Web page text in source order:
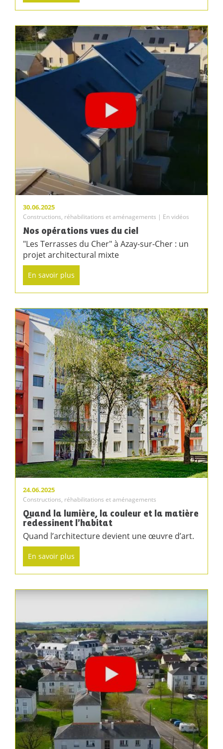
30.06.2025
Constructions, réhabilitations et aménagements | En vidéos
Nos opérations vues du ciel
"Les Terrasses du Cher" à Azay-sur-Cher : un
projet architectural mixte
En savoir plus
24.06.2025
Constructions, réhabilitations et aménagements
Quand la lumière, la couleur et la matière
redessinent l’habitat
Quand l’architecture devient une œuvre d’art.
En savoir plus